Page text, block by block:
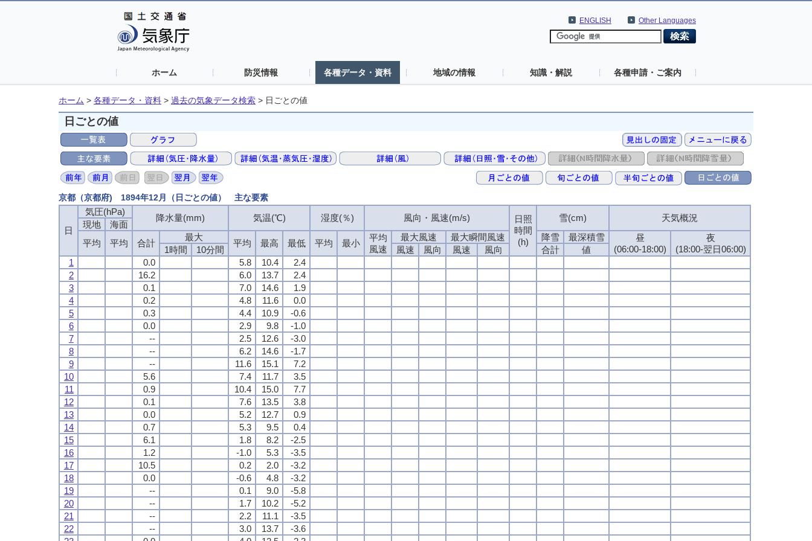
Other Languages
ENGLISH
ホーム 防災情報 各種データ・資料 地域の情報 知識・解説 各種申請・ご案内
ホーム > 各種データ・資料 > 過去の気象データ検索 > 日ごとの値
日ごとの値
京都（京都府) 1894年12月（日ごとの値） 主な要素
日
気圧(hPa)
降水量(mm) 気温(℃) 湿度(％) 風向・風速(m/s)
日照
時間
(h)
雪(cm) 天気概況
現地
海面
平均
平均 合計
最大
平均 最高 最低 平均 最小
平均
風速
最大風速 最大瞬間風速 降雪 最深積雪
昼
(06:00-18:00)
夜
(18:00-翌日06:00)
1時間 10分間 風速 風向 風速 風向 合計
値
1
0.0 5.8 10.4
2.4
2
16.2 6.0 13.7
2.4
3
0.1 7.0 14.6
1.9
4
0.2 4.8 11.6
0.0
5
0.3 4.4 10.9
-0.6
6
0.0 2.9 9.8
-1.0
7
-- 2.5 12.6
-3.0
8
-- 6.2 14.6
-1.7
9
-- 11.6 15.1
7.2
10
5.6 7.4 11.7
3.5
11
0.9 10.4 15.0
7.7
12
0.1 7.6 13.5
3.8
13
0.0 5.2 12.7
0.9
14
0.7 5.3 9.5
0.4
15
6.1 1.8 8.2
-2.5
16
1.2 -1.0 5.3
-3.5
17
10.5 0.2 2.0
-3.2
18
0.0 -0.6 4.8
-3.2
19
-- 0.1 9.0
-5.8
20
-- 1.7 10.2
-5.2
21
-- 2.2 11.1
-3.5
22
-- 3.0 13.7
-3.6